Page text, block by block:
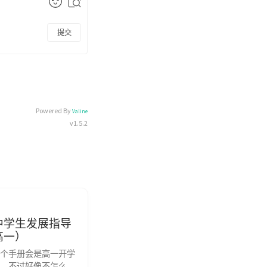
提交
Powered ByValine
v1.5.2
学生发展指导
）
手册会是高一开学